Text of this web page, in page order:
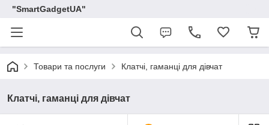
"SmartGadgetUA"
Товари та послуги Клатчі, гаманці для дівчат
Клатчі, гаманці для дівчат